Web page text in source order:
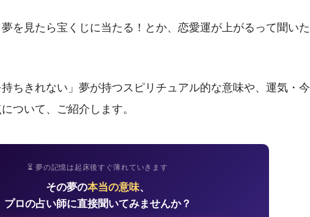
夢を見たら宝くじに当たる！とか、恋愛運が上がるって聞いた
ちきれない」夢が持つスピリチュアル的な意味や、運気・今
ついて、ご紹介します。
⏳ 夢の記憶は起床後すぐ薄れていきます
その夢の本当の意味、
プロの占い師に直接聞いてみませんか？